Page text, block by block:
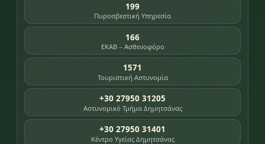
199
Πυροσβεστική Υπηρεσία
166
ΕΚΑΒ – Ασθενοφόρο
1571
Τουριστική Αστυνομία
+30 27950 31205
Αστυνομικό Τμήμα Δημητσάνας
+30 27950 31401
Κέντρο Υγείας Δημητσάνας